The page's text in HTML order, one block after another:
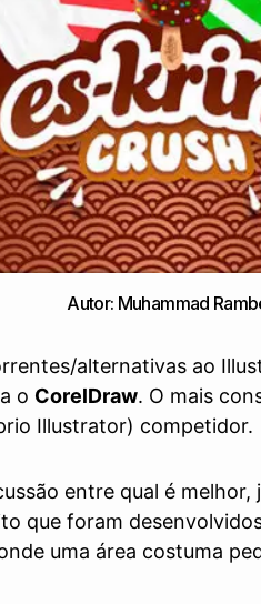
Autor: Muhammad
alternativas ao
o CorelDraw. O mais
Illustrator) competidor.
entre qual é melhor,
que foram
uma área costuma